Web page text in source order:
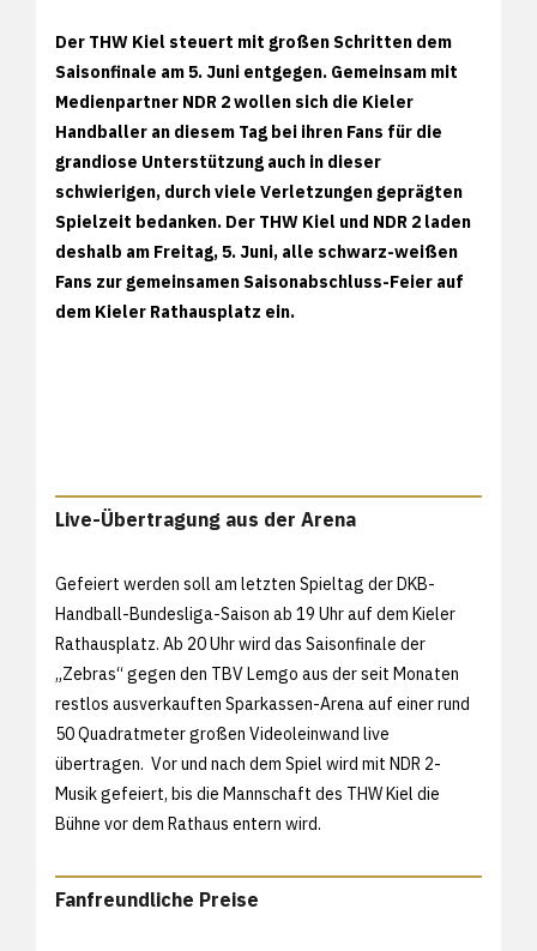
Der THW Kiel steuert mit großen Schritten dem
Saisonfinale am 5. Juni entgegen. Gemeinsam mit
Medienpartner NDR 2 wollen sich die Kieler
Handballer an diesem Tag bei ihren Fans für die
grandiose Unterstützung auch in dieser
schwierigen, durch viele Verletzungen geprägten
Spielzeit bedanken. Der THW Kiel und NDR 2 laden
deshalb am Freitag, 5. Juni, alle schwarz-weißen
Fans zur gemeinsamen Saisonabschluss-Feier auf
dem Kieler Rathausplatz ein.
Live-Übertragung aus der Arena
Gefeiert werden soll am letzten Spieltag der DKB-
Handball-Bundesliga-Saison ab 19 Uhr auf dem Kieler
Rathausplatz. Ab 20 Uhr wird das Saisonfinale der
„Zebras“ gegen den TBV Lemgo aus der seit Monaten
restlos ausverkauften Sparkassen-Arena auf einer rund
50 Quadratmeter großen Videoleinwand live
übertragen. Vor und nach dem Spiel wird mit NDR 2-
Musik gefeiert, bis die Mannschaft des THW Kiel die
Bühne vor dem Rathaus entern wird.
Fanfreundliche Preise